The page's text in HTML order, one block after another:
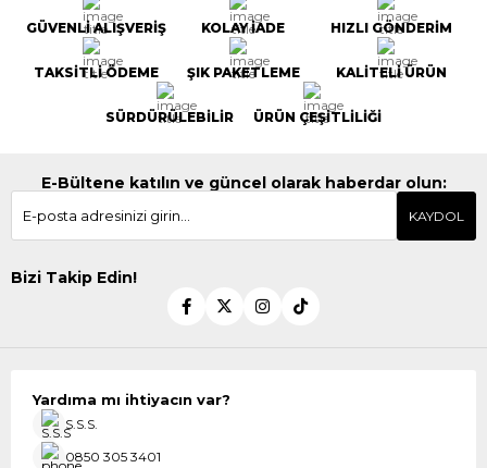
GÜVENLİ ALIŞVERİŞ KOLAY İADE HIZLI GÖNDERİM
TAKSİTLİ ÖDEME ŞIK PAKETLEME KALİTELİ ÜRÜN
SÜRDÜRÜLEBİLİR ÜRÜN ÇEŞİTLİLİĞİ
E-Bültene katılın ve güncel olarak haberdar olun:
KAYDOL
Bizi Takip Edin!
Yardıma mı ihtiyacın var?
S.S.S.
0850 305 3401